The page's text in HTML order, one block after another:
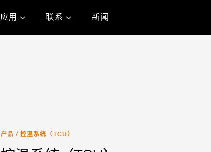
应用 联系 新闻
产品 /控温系统（TCU）